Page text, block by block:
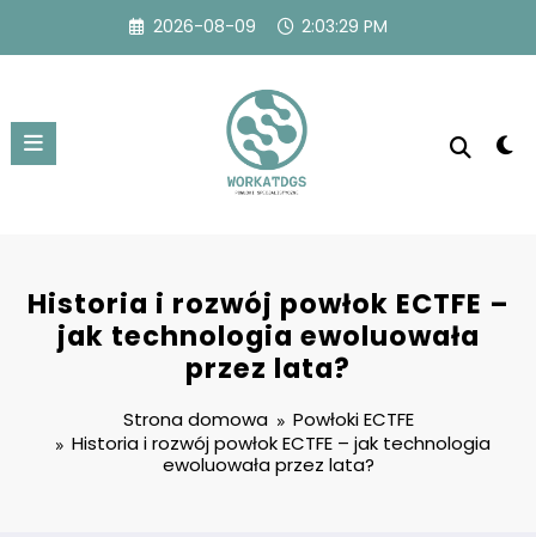
treści
2026-08-09 2:03:30 PM
Historia i rozwój powłok ECTFE –
jak technologia ewoluowała
przez lata?
Strona domowa
Powłoki ECTFE
Historia i rozwój powłok ECTFE – jak technologia
ewoluowała przez lata?